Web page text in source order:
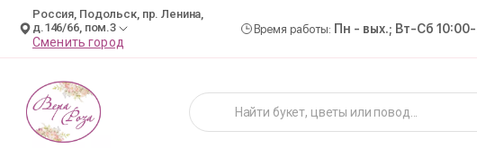
Россия, Подольск, пр. Ленина,
д.146/66, пом.3
Сменить город
Время работы: Пн - вых.; Вт-Сб